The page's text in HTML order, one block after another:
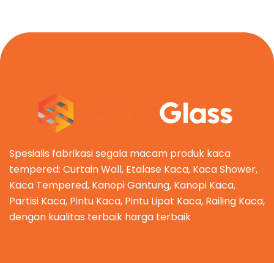
Spesialis fabrikasi segala macam produk kaca
tempered: Curtain Wall, Etalase Kaca, Kaca Shower,
Kaca Tempered, Kanopi Gantung, Kanopi Kaca,
Partisi Kaca, Pintu Kaca, Pintu Lipat Kaca, Railing Kaca,
dengan kualitas terbaik harga terbaik